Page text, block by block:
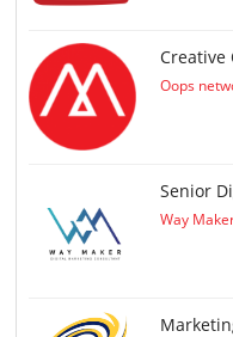
Creative
Oops
Senior
Way